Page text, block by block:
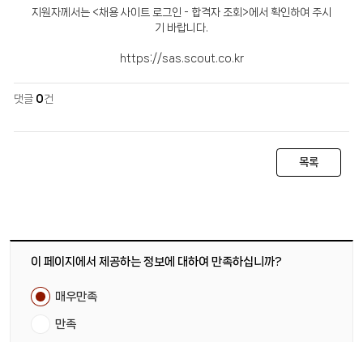
지원자께서는 <채용 사이트 로그인 - 합격자 조회>에서 확인하여 주시
기 바랍니다.
https://sas.scout.co.kr
댓글 0건
목록
이 페이지에서 제공하는 정보에 대하여 만족하십니까?
매우만족
만족